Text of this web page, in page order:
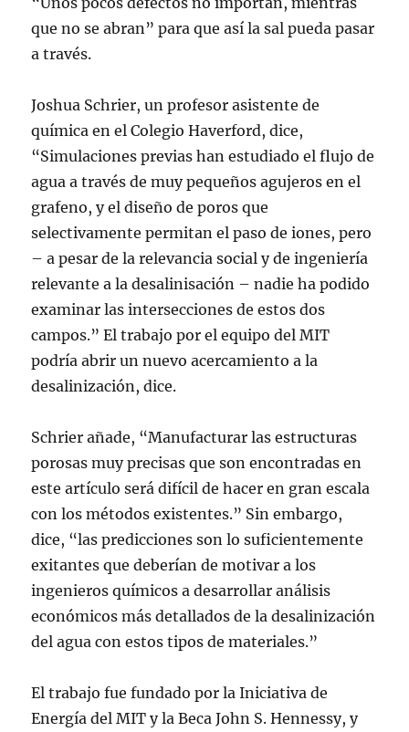
que no se abran” para que así la sal pueda pasar
a través.
Joshua Schrier, un profesor asistente de
química en el Colegio Haverford, dice,
“Simulaciones previas han estudiado el flujo de
agua a través de muy pequeños agujeros en el
grafeno, y el diseño de poros que
selectivamente permitan el paso de iones, pero
– a pesar de la relevancia social y de ingeniería
relevante a la desalinisación – nadie ha podido
examinar las intersecciones de estos dos
campos.” El trabajo por el equipo del MIT
podría abrir un nuevo acercamiento a la
desalinización, dice.
Schrier añade, “Manufacturar las estructuras
porosas muy precisas que son encontradas en
este artículo será difícil de hacer en gran escala
con los métodos existentes.” Sin embargo,
dice, “las predicciones son lo suficientemente
exitantes que deberían de motivar a los
ingenieros químicos a desarrollar análisis
económicos más detallados de la desalinización
del agua con estos tipos de materiales.”
El trabajo fue fundado por la Iniciativa de
Energía del MIT y la Beca John S. Hennessy, y